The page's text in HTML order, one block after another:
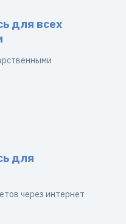
для всех
для
через интернет